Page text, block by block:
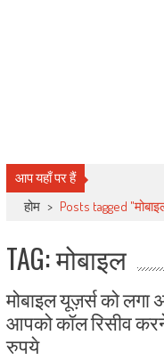
आप यहाँ पर हैं
होम > Posts tagged
TAG: मोबाइल
मोबाइल यूज़र्स को
आपको कॉल रिसीव
रुपये